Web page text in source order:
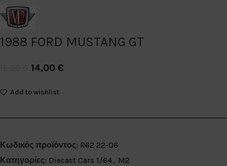
1988 FORD MUSTANG GT
14,00 €
Add to wishlist
Κωδικός προϊόντος: R62 22-06
Κατηγορίες: Diecast Cars 1/64, M2